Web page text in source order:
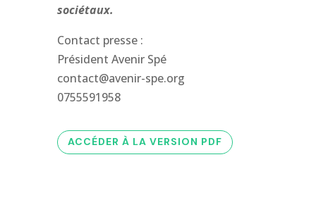
sociétaux.
Contact presse :
Président Avenir Spé
contact@avenir-spe.org
0755591958
ACCÉDER À LA VERSION PDF